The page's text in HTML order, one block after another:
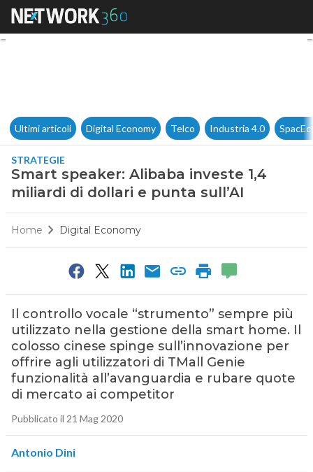
Smart speaker: Alibaba
Ultimi articoli Digital Economy Telco Industria 4.0
STRATEGIE
Smart speaker: Alibaba investe 1,4
miliardi di dollari e punta sull’AI
Home Digital Economy
Il controllo vocale “strumento” sempre più
utilizzato nella gestione della smart home. Il
colosso cinese spinge sull’innovazione per
offrire agli utilizzatori di TMall Genie
funzionalità all’avanguardia e rubare quote
di mercato ai competitor
Pubblicato il 21 Mag 2020
Antonio Dini